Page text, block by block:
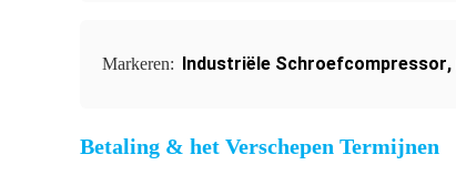
Markeren: Industriële Schroefcompressor,
Betaling & het Verschepen Termijnen